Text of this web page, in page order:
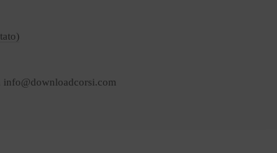
info@downloadcorsi.com